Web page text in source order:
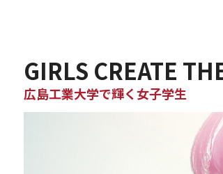
GIRLS CREATE
広島工業大学で輝く女子学生